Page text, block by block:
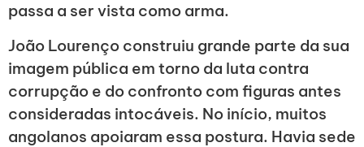
passa a ser vista como arma.
João Lourenço construiu grande parte da sua
imagem pública em torno da luta contra
corrupção e do confronto com figuras antes
consideradas intocáveis. No início, muitos
angolanos apoiaram essa postura. Havia sede